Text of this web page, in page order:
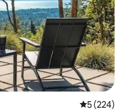
5 ud af 5 i
5 (224)